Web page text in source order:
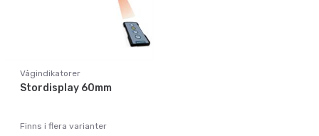
Vågindikatorer
Stordisplay 60mm
Finns i flera varianter